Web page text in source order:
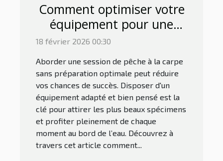
Comment optimiser votre
équipement pour une
session de pêche à la
carpe réussie ?
18 février 2026 00:30
Aborder une session de pêche à la carpe
sans préparation optimale peut réduire
vos chances de succès. Disposer d'un
équipement adapté et bien pensé est la
clé pour attirer les plus beaux spécimens
et profiter pleinement de chaque
moment au bord de l’eau. Découvrez à
travers cet article comment...